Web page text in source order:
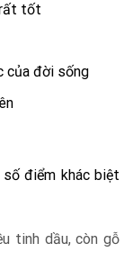
rất tốt
của đời sống
điểm khác biệt
tinh dầu, còn gỗ